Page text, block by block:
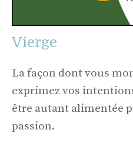
Vierge
La façon dont vous
exprimez vos
être autant alimentée
passion.